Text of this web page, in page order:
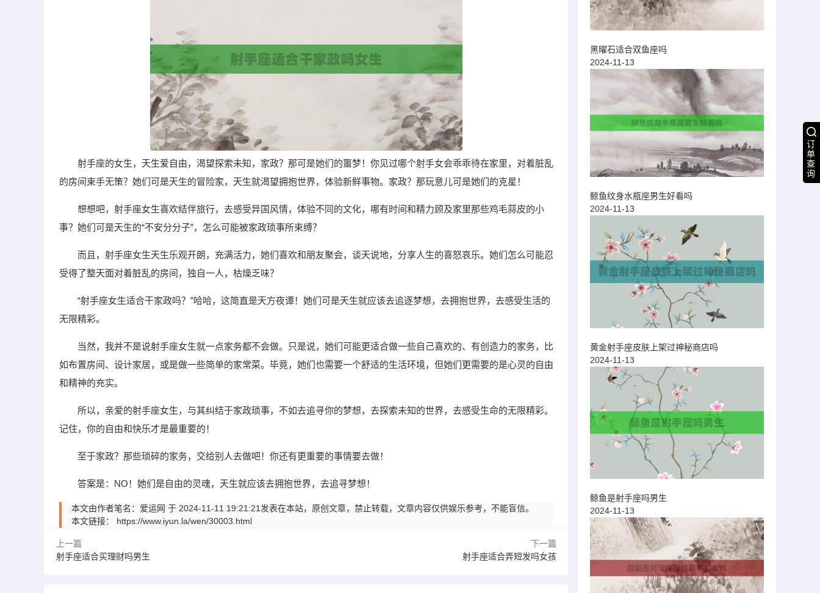
订
单
查
询
射手座的女生，天生爱自由，渴望探索未知，家政？那可是她们的噩梦！你见过哪个射手女会乖乖待在家里，对着脏乱
的房间束手无策？她们可是天生的冒险家，天生就渴望拥抱世界，体验新鲜事物。家政？那玩意儿可是她们的克星！
想想吧，射手座女生喜欢结伴旅行，去感受异国风情，体验不同的文化，哪有时间和精力顾及家里那些鸡毛蒜皮的小
事？她们可是天生的“不安分分子”，怎么可能被家政琐事所束缚？
而且，射手座女生天生乐观开朗，充满活力，她们喜欢和朋友聚会，谈天说地，分享人生的喜怒哀乐。她们怎么可能忍
受得了整天面对着脏乱的房间，独自一人，枯燥乏味？
“射手座女生适合干家政吗？”哈哈，这简直是天方夜谭！她们可是天生就应该去追逐梦想，去拥抱世界，去感受生活的
无限精彩。
当然，我并不是说射手座女生就一点家务都不会做。只是说，她们可能更适合做一些自己喜欢的、有创造力的家务，比
如布置房间、设计家居，或是做一些简单的家常菜。毕竟，她们也需要一个舒适的生活环境，但她们更需要的是心灵的自由
和精神的充实。
所以，亲爱的射手座女生，与其纠结于家政琐事，不如去追寻你的梦想，去探索未知的世界，去感受生命的无限精彩。
记住，你的自由和快乐才是最重要的！
至于家政？那些琐碎的家务，交给别人去做吧！你还有更重要的事情要去做！
答案是：NO！她们是自由的灵魂，天生就应该去拥抱世界，去追寻梦想！
本文由作者笔名：爱运网 于 2024-11-11 19:21:21发表在本站，原创文章，禁止转载，文章内容仅供娱乐参考，不能盲信。
本文链接： https://www.iyun.la/wen/30003.html
上一篇
射手座适合买理财吗男生
下一篇
射手座适合弄短发吗女孩
黑曜石适合双鱼座吗
2024-11-13
鲸鱼纹身水瓶座男生好看吗
2024-11-13
黄金射手座皮肤上架过神秘商店吗
2024-11-13
鲸鱼是射手座吗男生
2024-11-13